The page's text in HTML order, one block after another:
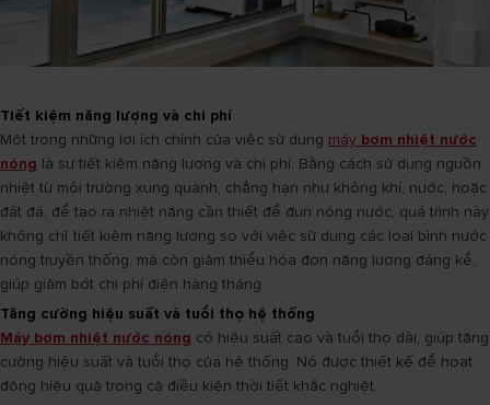
Tiết kiệm năng lượng và chi phí
Một trong những lợi ích chính của việc sử dụng máy bơm nhiệt nước
nóng là sự tiết kiệm năng lượng và chi phí. Bằng cách sử dụng nguồn
nhiệt từ môi trường xung quanh, chẳng hạn như không khí, nước, hoặc
đất đá, để tạo ra nhiệt năng cần thiết để đun nóng nước, quá trình này
không chỉ tiết kiệm năng lượng so với việc sử dụng các loại bình nước
nóng truyền thống, mà còn giảm thiểu hóa đơn năng lượng đáng kể,
giúp giảm bớt chi phí điện hàng tháng.
Tăng cường hiệu suất và tuổi thọ hệ thống
Máy bơm nhiệt nước nóng có hiệu suất cao và tuổi thọ dài, giúp tăng
cường hiệu suất và tuổi thọ của hệ thống. Nó được thiết kế để hoạt
động hiệu quả trong cả điều kiện thời tiết khắc nghiệt.